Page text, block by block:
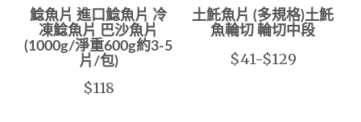
鯰魚片 進口鯰魚片 冷
凍鯰魚片 巴沙魚片
(1000g/淨重600g約3-5
片/包)
$118
土魠魚片 (多規格)土魠
魚輪切 輪切中段
$41-$129